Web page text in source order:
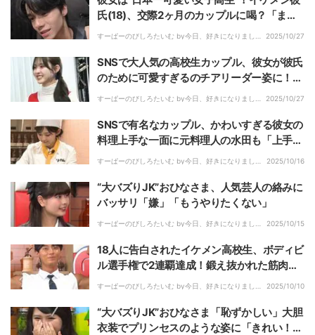
氏(18)、交際2ヶ月のカップルに喝？「まだ2
ヶ月なら…」
すーぱーのびしろたいむ by今日、好きになりまし
2025/10/27
SNSで大人気の高校生カップル、彼女が彼氏
のために可愛すぎるのチアリーダー姿に！野
田クリスタル「幸せそうだな」羨望の眼差し
すーぱーのびしろたいむ by今日、好きになりまし
2025/10/27
SNSで有名なカップル、かわいすぎる彼女の
料理上手な一面に元料理人の水田も「上手や
ね」「美味しいです」と太鼓判
すーぱーのびしろたいむ by今日、好きになりまし
2025/10/16
“大バズりJK”おひなさま、人気芸人の絡みに
バッサリ「嫌」「もうやりたくない」
すーぱーのびしろたいむ by今日、好きになりまし
2025/10/15
18人に告白されたイケメン高校生、ボディビ
ル選手権で2連覇達成！鍛え抜かれた筋肉披
露
すーぱーのびしろたいむ by今日、好きになりまし
2025/10/10
“大バズりJK”おひなさま「恥ずかしい」大胆
衣装でプリンセスのような姿に「きれい！」